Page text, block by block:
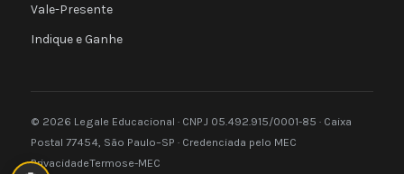
Vale-Presente
Indique e Ganhe
© 2026 Legale Educacional · CNPJ 05.492.915/0001-85 · Caixa
Postal 77454, São Paulo–SP · Credenciada pelo MEC
PrivacidadeTermose-MEC